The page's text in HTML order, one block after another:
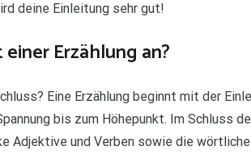
deine Einleitung sehr gut!
Erzählung an?
Eine Erzählung beginnt mit der
bis zum Höhepunkt. Im Schluss
Adjektive und Verben sowie die